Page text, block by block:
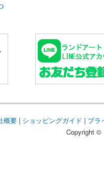
概要| ショッピングガイド | プラ
Copyright ©